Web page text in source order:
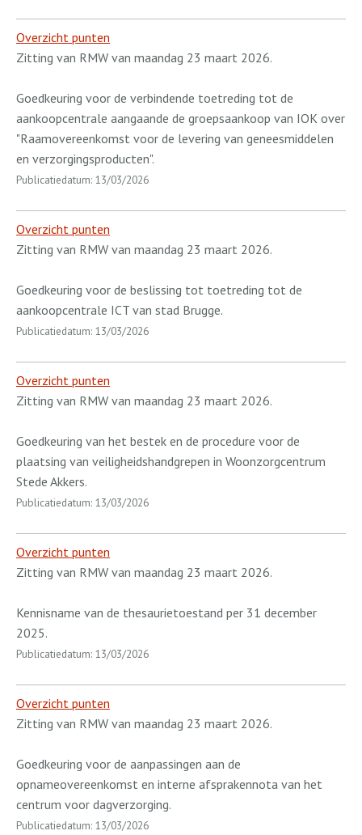
Overzicht punten
Zitting van RMW van maandag 23 maart 2026.
Goedkeuring voor de verbindende toetreding tot de
aankoopcentrale aangaande de groepsaankoop van IOK over
"Raamovereenkomst voor de levering van geneesmiddelen
en verzorgingsproducten".
Publicatiedatum: 13/03/2026
Overzicht punten
Zitting van RMW van maandag 23 maart 2026.
Goedkeuring voor de beslissing tot toetreding tot de
aankoopcentrale ICT van stad Brugge.
Publicatiedatum: 13/03/2026
Overzicht punten
Zitting van RMW van maandag 23 maart 2026.
Goedkeuring van het bestek en de procedure voor de
plaatsing van veiligheidshandgrepen in Woonzorgcentrum
Stede Akkers.
Publicatiedatum: 13/03/2026
Overzicht punten
Zitting van RMW van maandag 23 maart 2026.
Kennisname van de thesaurietoestand per 31 december
2025.
Publicatiedatum: 13/03/2026
Overzicht punten
Zitting van RMW van maandag 23 maart 2026.
Goedkeuring voor de aanpassingen aan de
opnameovereenkomst en interne afsprakennota van het
centrum voor dagverzorging.
Publicatiedatum: 13/03/2026